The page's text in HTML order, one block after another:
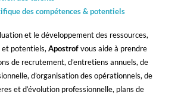
des compétences &potentiels
et le développement des ressources,
et potentiels,Apostrofvous aide à prendre
de recrutement, d’entretiens annuels, de
d’organisation des opérationnels, de
et d’évolution professionnelle, plans de